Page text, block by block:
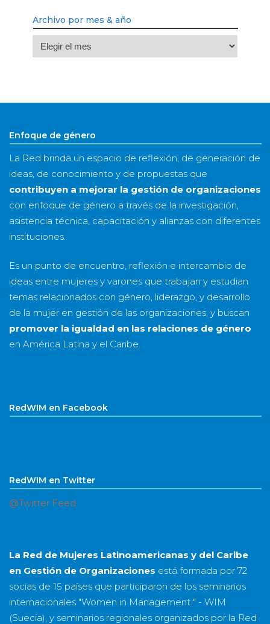
Archivo por mes & año
Archivo
por
año
Enfoque de género
La Red brinda un espacio de reflexión, de generación de
ideas, de conocimiento y de propuestas que
contribuyen a mejorar la gestión de organizaciones
con enfoque de género a través de la investigación,
asistencia técnica, capacitación y alianzas con diferentes
instituciones.
Es un punto de encuentro, reflexión e intercambio de
ideas entre mujeres y varones que trabajan y estudian
temas relacionados con género, liderazgo, y desarrollo
de la mujer en gestión de las organizaciones, y buscan
promover la igualdad en las relaciones de género
en América Latina y el Caribe.
RedWIM en Facebook
RedWIM en Twitter
@Twitter Feed
La Red de Mujeres Latinoamericanas y del Caribe
en Gestión de Organizaciones está formada por 72
socias de 15 países que participaron de los seminarios
internacionales "Women in Management " - WIM
(Suecia), y seminarios regionales organizados por la Red